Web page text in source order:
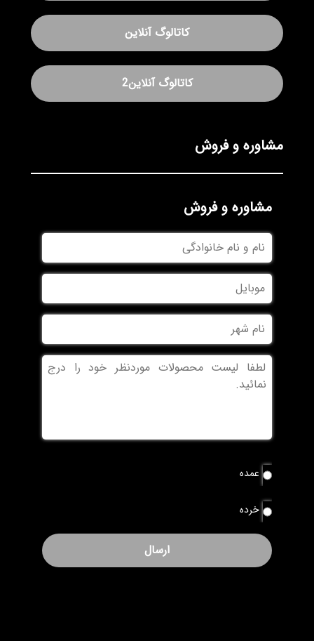
کاتالوگ آنلاین
کاتالوگ آنلاین2
مشاوره و فروش
مشاوره و فروش
نام
و
نام
خانوادگی
موبایل
نام
شهر
بدون
عنوان
نوع
سفارش
عمده
خرده